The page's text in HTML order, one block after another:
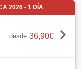
2026 - 1 DÍA
desde 36,90€